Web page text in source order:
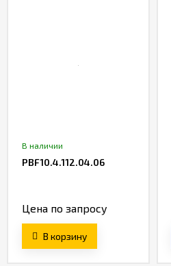
В наличии
PBF10.4.112.04.06
Цена по запросу
В корзину